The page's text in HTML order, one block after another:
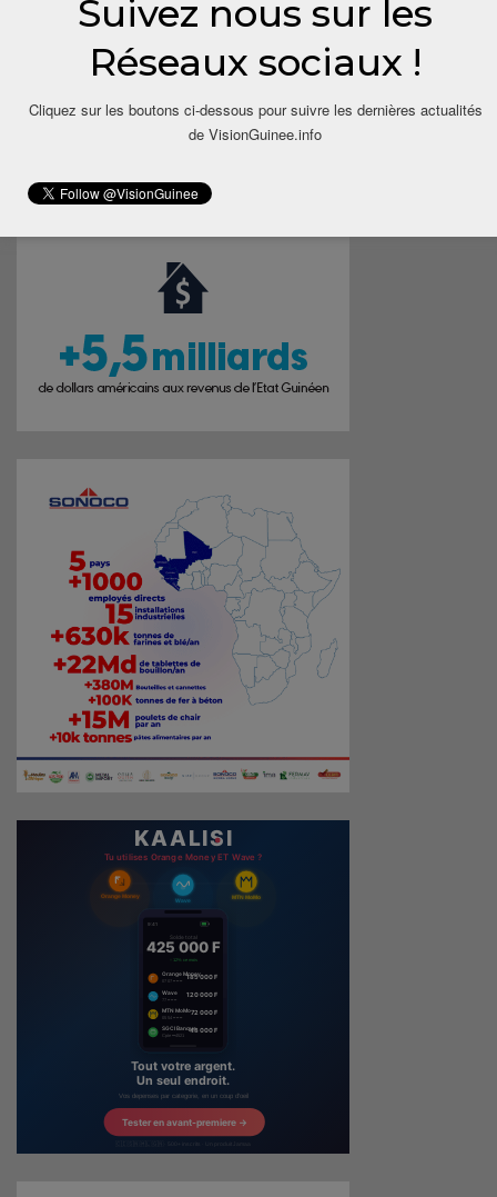
Suivez nous sur les
Réseaux sociaux !
Cliquez sur les boutons ci-dessous pour suivre les dernières actualités
de VisionGuinee.info